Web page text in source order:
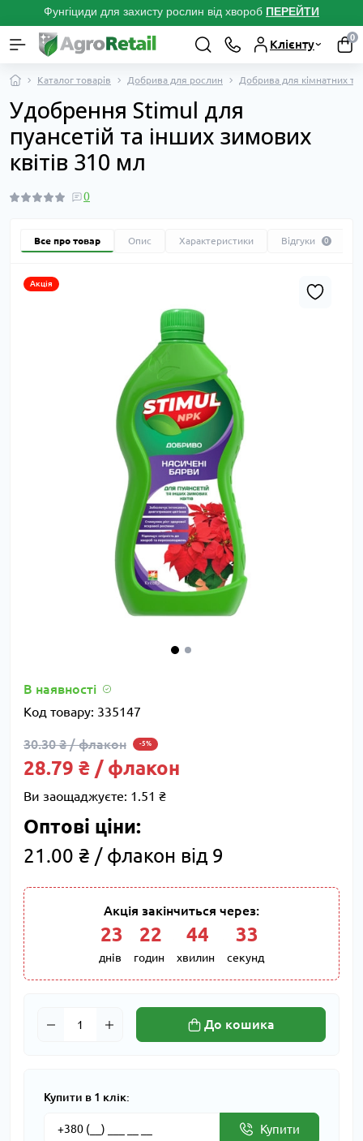
Фунгіциди для захисту рослин від хвороб ПЕРЕЙТИ
Клієнту
0
Каталог товарів Добрива для рослин Добрива для кімнатних та
Удобрення Stimul для
пуансетій та інших зимових
квітів 310 мл
0
Все про товар Опис Характеристики Відгуки 0
Акція
В наявності
Код товару: 335147
30.30 ₴ / флакон -5%
28.79 ₴ / флакон
Ви заощаджуєте: 1.51 ₴
Оптові ціни:
21.00 ₴ / флакон від 9
Акція закінчиться через:
23
днів
22
годин
44
хвилин
32
секунд
До кошика
Купити в 1 клік:
Купити